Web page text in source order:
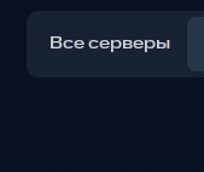
Все серверы